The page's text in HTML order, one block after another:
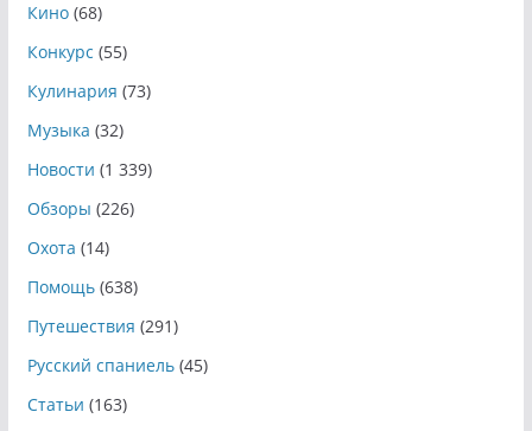
Кино(68)
Конкурс (55)
Кулинария (73)
Музыка (32)
Новости (1 339)
Обзоры (226)
Охота (14)
Помощь(638)
Путешествия (291)
Русский спаниель(45)
Статьи (163)